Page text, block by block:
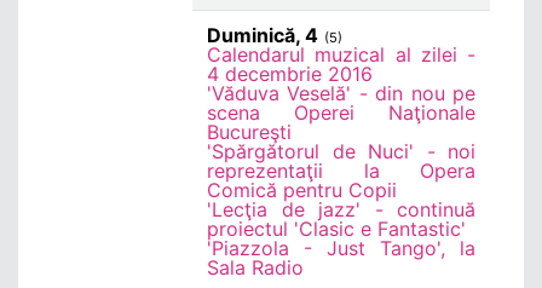
Duminică, 4 (5)
Calendarul muzical al zilei -
4 decembrie 2016
'Văduva Veselă' - din nou pe
scena Operei Naţionale
Bucureşti
'Spărgătorul de Nuci' - noi
reprezentaţii la Opera
Comică pentru Copii
'Lecţia de jazz' - continuă
proiectul 'Clasic e Fantastic'
'Piazzola - Just Tango', la
Sala Radio